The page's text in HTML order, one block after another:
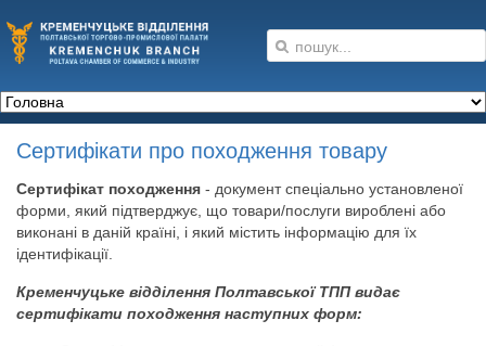
Сертифікати про походження товару
Сертифікат походження - документ спеціально установленої
форми, який підтверджує, що товари/послуги вироблені або
виконані в даній країні, і який містить інформацію для їх
ідентифікації.
Кременчуцьке відділення Полтавської ТПП видає
сертифікати походження наступних форм: